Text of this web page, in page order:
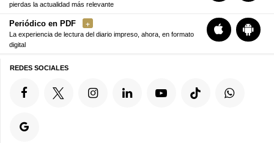
pierdas la actualidad más relevante
Periódico en PDF
La experiencia de lectura del diario impreso, ahora, en formato
digital
REDES SOCIALES